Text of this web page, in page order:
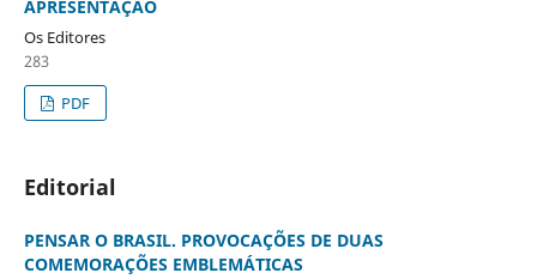
APRESENTAÇÃO
Os Editores
283
PDF
Editorial
PENSAR O BRASIL. PROVOCAÇÕES DE DUAS
COMEMORAÇÕES EMBLEMÁTICAS